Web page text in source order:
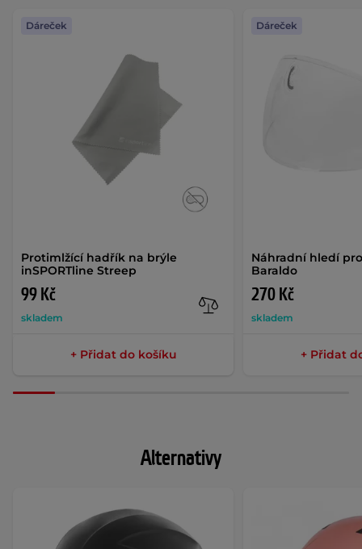
Protimlžící hadřík na brýle
inSPORTline Streep
99 Kč
skladem
Dáreček
+ Přidat do košíku
Náhradní hledí
Baraldo
270 Kč
skladem
Dáreček
+ Přidat
Alternativy